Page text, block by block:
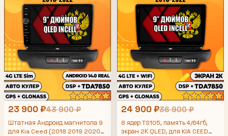
23 900 ₽43 900 ₽
Штатная Андроид магнитола 9
для Kia Ceed (2018 2019 2020
24 900 ₽36 900 ₽
8 ядер TS105, память 4/64гб,
экран 2К QLED, для KIA CEED